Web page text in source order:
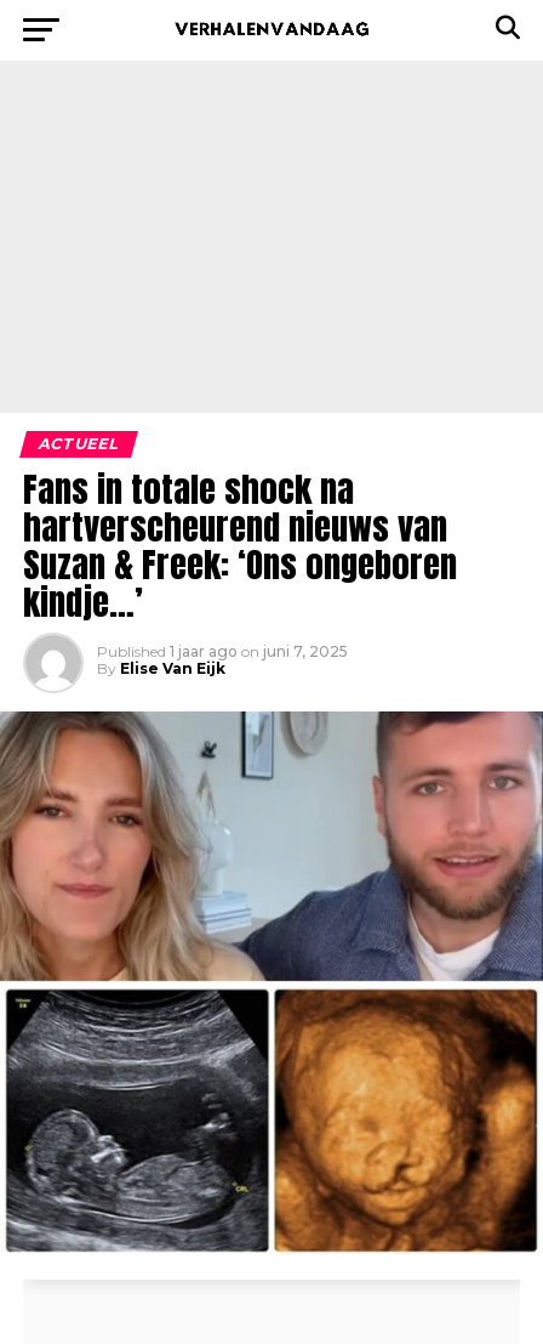
ACTUEEL
Fans in totale shock na
hartverscheurend nieuws van
Suzan & Freek: ‘Ons ongeboren
kindje…’
Published 1 jaar ago on juni 7, 2025
By Elise Van Eijk